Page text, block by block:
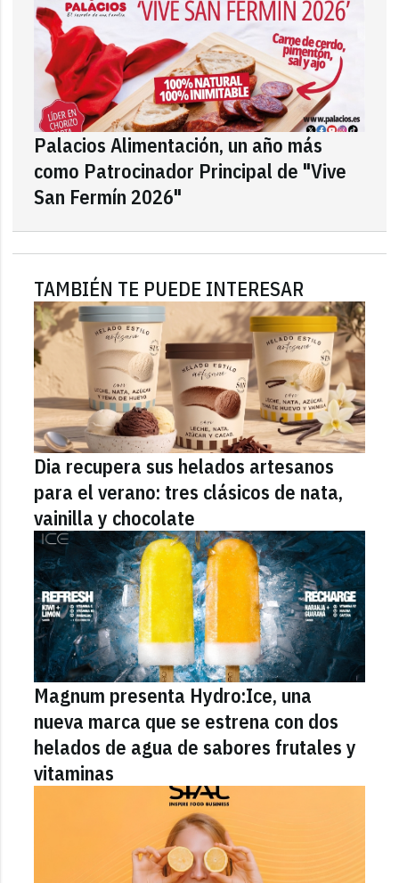
Palacios Alimentación, un año más
como Patrocinador Principal de "Vive
San Fermín 2026"
TAMBIÉN TE PUEDE INTERESAR
Dia recupera sus helados artesanos
para el verano: tres clásicos de nata,
vainilla y chocolate
Magnum presenta Hydro:Ice, una
nueva marca que se estrena con dos
helados de agua de sabores frutales y
vitaminas